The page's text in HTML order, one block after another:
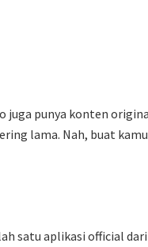
juga punya konten
lama. Nah, buat
satu aplikasi official